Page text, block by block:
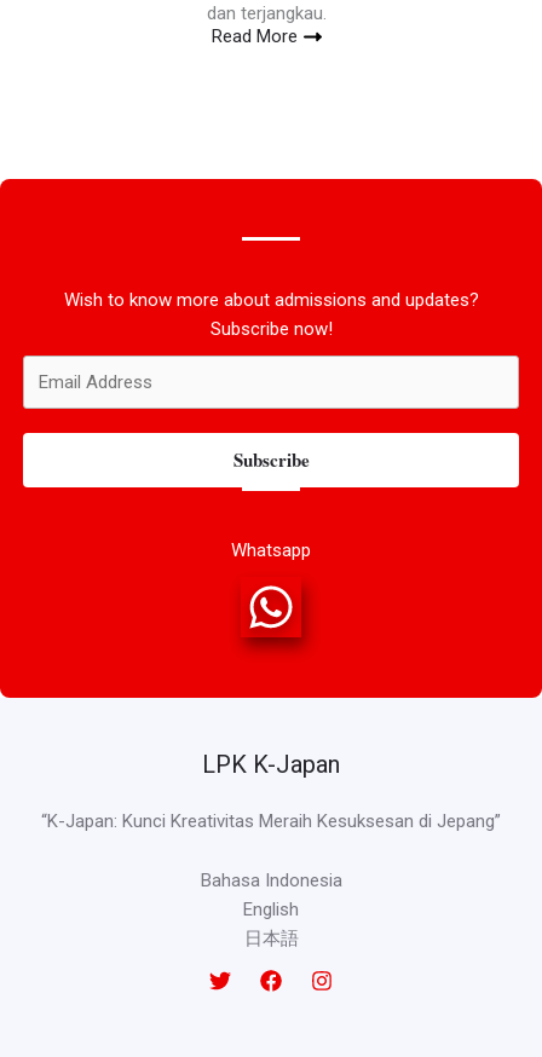
dan terjangkau.
Read More
Wish to know more about admissions and updates?
Subscribe now!
Subscribe
Whatsapp
LPK K-Japan
“K-Japan: Kunci Kreativitas Meraih Kesuksesan di Jepang”
Bahasa Indonesia
English
日本語